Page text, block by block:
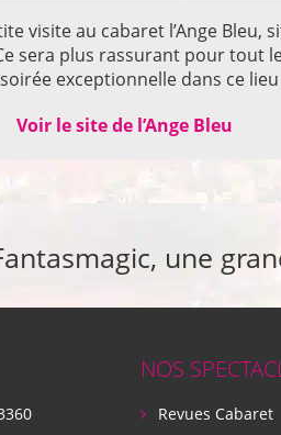
visite au cabaret l’Ange Bleu,
sera plus rassurant pour tout
exceptionnelle dans ce
Voir le site de l’Ange Bleu
une
NOS
Revues Cabaret